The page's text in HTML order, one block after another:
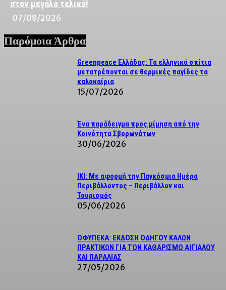
στον μεγάλο τελικό!
07/08/2026
Παρόμοια Άρθρα
Greenpeace Ελλάδας: Τα ελληνικά σπίτια
μετατρέπονται σε θερμικές παγίδες τα
καλοκαίρια
15/07/2026
Ένα παράδειγμα προς μίμηση από την
Κοινότητα Σβορωνάτων
30/06/2026
IKI: Με αφορμή την Παγκόσμια Ημέρα
Περιβάλλοντος – Περιβάλλον και
Τουρισμός
05/06/2026
ΟΦΥΠΕΚΑ: ΕΚΔΟΣΗ ΟΔΗΓΟΥ ΚΑΛΩΝ
ΠΡΑΚΤΙΚΩΝ ΓΙΑ ΤΟΝ ΚΑΘΑΡΙΣΜΟ ΑΙΓΙΑΛΟΥ
ΚΑΙ ΠΑΡΑΛΙΑΣ
27/05/2026